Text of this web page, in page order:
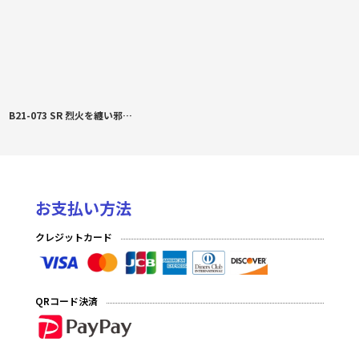
B21-073 SR 烈火を纏い邪を断つ者 ルトガー
お支払い方法
クレジットカード
QRコード決済